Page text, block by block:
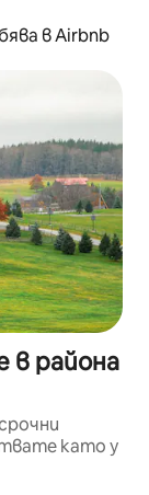
в Airbnb
в района
като у